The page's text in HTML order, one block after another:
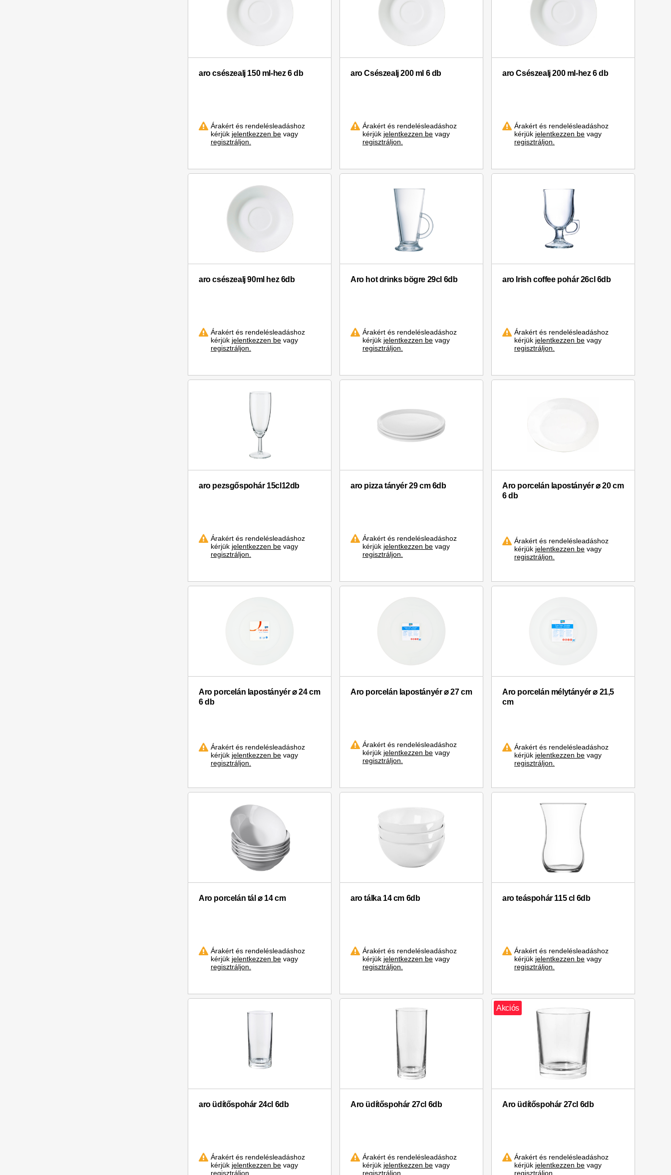
aro csészealj 150 ml-hez 6 db
Árakért és rendelésleadáshoz
kérjük jelentkezzen be vagy
regisztráljon.
aro Csészealj 200 ml 6 db
Árakért és rendelésleadáshoz
kérjük jelentkezzen bevagy
regisztráljon.
aro Csészealj 200 ml-hez 6 db
Árakért és rendelésleadáshoz
kérjük jelentkezzen bevagy
regisztráljon.
aro csészealj 90ml hez 6db
Árakért és rendelésleadáshoz
kérjük jelentkezzen be vagy
regisztráljon.
Aro hot drinks bögre 29cl 6db
Árakért és rendelésleadáshoz
kérjük jelentkezzen bevagy
regisztráljon.
aro Irish coffee pohár 26cl 6db
Árakért és rendelésleadáshoz
kérjük jelentkezzen bevagy
regisztráljon.
aro pezsgőspohár 15cl12db
Árakért és rendelésleadáshoz
kérjük jelentkezzen be vagy
regisztráljon.
aro pizza tányér 29 cm 6db
Árakért és rendelésleadáshoz
kérjük jelentkezzen bevagy
regisztráljon.
Aro porcelán lapostányér ⌀ 20 cm
6 db
Árakért és rendelésleadáshoz
kérjük jelentkezzen bevagy
regisztráljon.
Aro porcelán lapostányér ⌀ 24 cm
6 db
Árakért és rendelésleadáshoz
kérjük jelentkezzen be vagy
regisztráljon.
Aro porcelán lapostányér ⌀ 27 cm
Árakért és rendelésleadáshoz
kérjük jelentkezzen bevagy
regisztráljon.
Aro porcelán mélytányér ⌀ 21,5
cm
Árakért és rendelésleadáshoz
kérjük jelentkezzen bevagy
regisztráljon.
Aro porcelán tál ⌀ 14 cm
Árakért és rendelésleadáshoz
kérjük jelentkezzen be vagy
regisztráljon.
aro tálka 14 cm 6db
Árakért és rendelésleadáshoz
kérjük jelentkezzen bevagy
regisztráljon.
aro teáspohár 115 cl 6db
Árakért és rendelésleadáshoz
kérjük jelentkezzen bevagy
regisztráljon.
aro üdítőspohár 24cl 6db
Árakért és rendelésleadáshoz
kérjük jelentkezzen be vagy
regisztráljon.
Aro üdítőspohár 27cl 6db
Árakért és rendelésleadáshoz
kérjük jelentkezzen bevagy
regisztráljon.
Akciós
Aro üdítőspohár 27cl 6db
Árakért és rendelésleadáshoz
kérjük jelentkezzen bevagy
regisztráljon.